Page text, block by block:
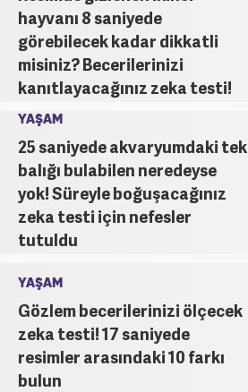
hayvanı 8 saniyede
görebilecek kadar dikkatli
misiniz? Becerilerinizi
kanıtlayacağınız zeka testi!
YAŞAM
25 saniyede akvaryumdaki tek
balığı bulabilen neredeyse
yok! Süreyle boğuşacağınız
zeka testi için nefesler
tutuldu
YAŞAM
Gözlem becerilerinizi ölçecek
zeka testi! 17 saniyede
resimler arasındaki 10 farkı
bulun